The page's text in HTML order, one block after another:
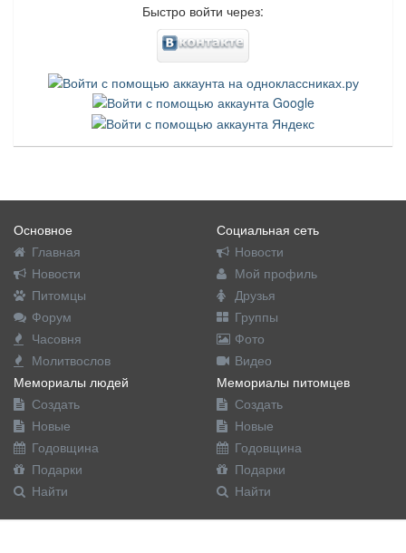
Быстро войти через:
Основное
Главная
Новости
Питомцы
Форум
Часовня
Молитвослов
Социальная сеть
Новости
Мой профиль
Друзья
Группы
Фото
Видео
Мемориалы людей
Создать
Новые
Годовщина
Подарки
Найти
Мемориалы питомцев
Создать
Новые
Годовщина
Подарки
Найти